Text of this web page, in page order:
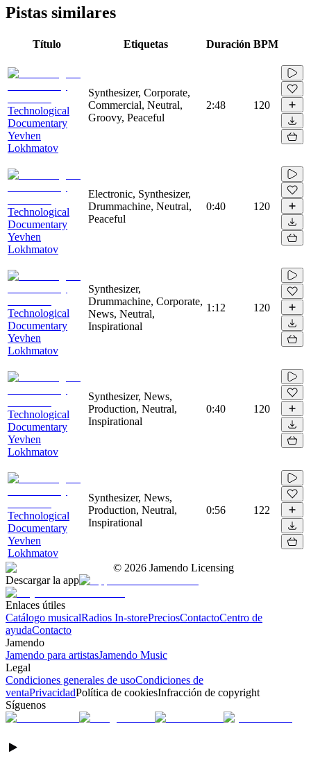
Pistas similares
Título Etiquetas Duración BPM
Technological
Documentary
Yevhen
Lokhmatov
Synthesizer, Corporate,
Commercial, Neutral,
Groovy, Peaceful
2:48 120
Technological
Documentary
Yevhen
Lokhmatov
Electronic, Synthesizer,
Drummachine, Neutral,
Peaceful
0:40 120
Technological
Documentary
Yevhen
Lokhmatov
Synthesizer,
Drummachine, Corporate,
News, Neutral,
Inspirational
1:12 120
Technological
Documentary
Yevhen
Lokhmatov
Synthesizer, News,
Production, Neutral,
Inspirational
0:40 120
Technological
Documentary
Yevhen
Lokhmatov
Synthesizer, News,
Production, Neutral,
Inspirational
0:56 122
© 2026 Jamendo Licensing
Descargar la app
Enlaces útiles
Catálogo musicalRadios In-storePreciosContactoCentro de
ayudaContacto
Jamendo
Jamendo para artistasJamendo Music
Legal
Condiciones generales de usoCondiciones de
ventaPrivacidadPolítica de cookiesInfracción de copyright
Síguenos